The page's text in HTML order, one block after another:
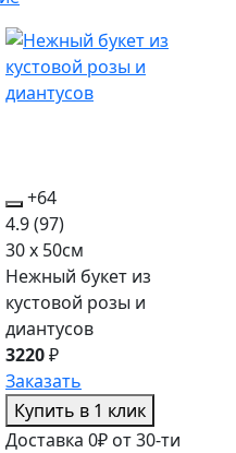
+64
4.9(97)
30 x 50см
Нежный букет из
кустовой розы и
диантусов
3220₽
Заказать
Купить в 1 клик
Доставка 0₽ от 30-ти